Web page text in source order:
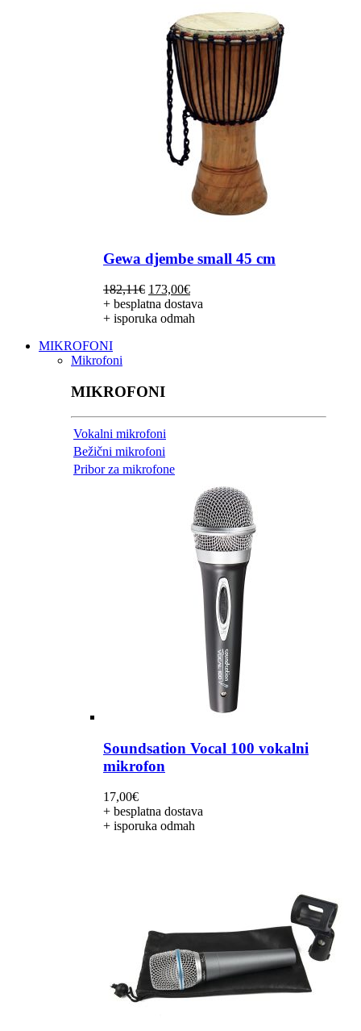
Gewa djembe small 45 cm
182,11€ Izvorna
cijena
bila
173,00€Trenutna
cijena
je:
+ besplatna dostava
+ isporuka odmah
MIKROFONI
Mikrofoni
MIKROFONI
Vokalni mikrofoni
Bežični mikrofoni
Pribor za mikrofone
Soundsation Vocal 100 vokalni
mikrofon
17,00€
+ besplatna dostava
+ isporuka odmah